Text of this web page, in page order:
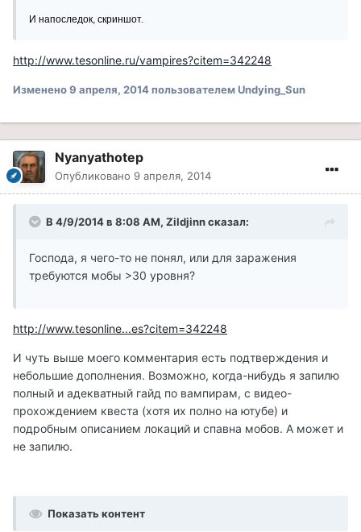
И напоследок, скриншот.
http://www.tesonline.ru/vampires?citem=342248
Изменено9 апреля, 2014пользователем Undying_Sun
Nyanyathotep
Опубликовано 9 апреля, 2014
В 4/9/2014 в 8:08 AM, Zildjinn сказал:
Господа, я чего-то не понял, или для заражения
требуются мобы >30 уровня?
http://www.tesonline...es?citem=342248
И чуть выше моего комментария есть подтверждения и
небольшие дополнения. Возможно, когда-нибудь я запилю
полный и адекватный гайд по вампирам, с видео-
прохождением квеста (хотя их полно на ютубе) и
подробным описанием локаций и спавна мобов. А может и
не запилю.
Показать контент